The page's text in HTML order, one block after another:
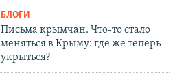
БЛОГИ
Письма крымчан. Что-то стало
меняться в Крыму: где же теперь
укрыться?